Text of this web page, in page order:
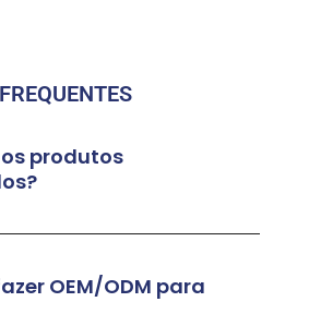
produtos
OEM/ODM para